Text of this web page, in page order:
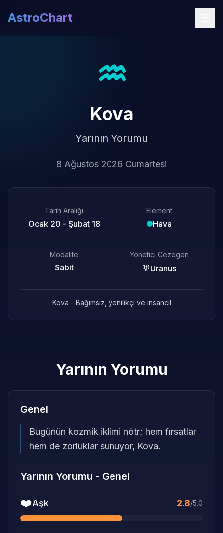
AstroChart
♒
Kova
Yarının Yorumu
8 Ağustos 2026 Cumartesi
Tarih Aralığı
Ocak 20 - Şubat 18
Element
Hava
Modalite
Sabit
Yönetici Gezegen
♅Uranüs
Kova - Bağımsız, yenilikçi ve insancıl
Yarının Yorumu
Genel
Bugünün kozmik iklimi nötr; hem fırsatlar
hem de zorluklar sunuyor, Kova.
Yarının Yorumu - Genel
❤️Aşk 2.8/5.0